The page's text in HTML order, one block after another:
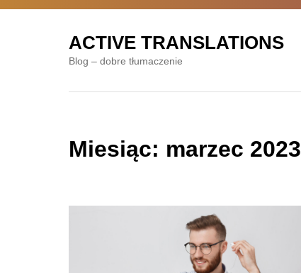
Skip
ACTIVE TRANSLATIONS
Blog – dobre tłumaczenie
Miesiąc: marzec 2023